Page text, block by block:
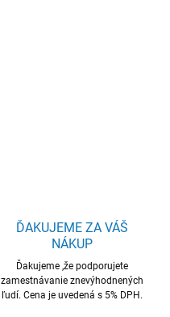
ĎAKUJEME ZA VÁŠ
NÁKUP
Ďakujeme ,že podporujete
zamestnávanie znevýhodnených
ľudí. Cena je uvedená s 5% DPH.